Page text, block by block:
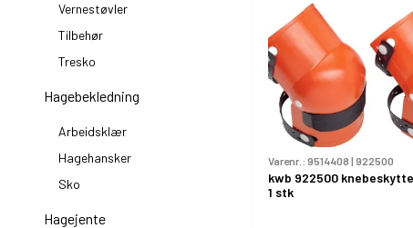
Vernestøvler
Tilbehør
Tresko
Hagebekledning
Arbeidsklær
Hagehansker
Sko
Hagejente
Varenr.: 9514408 | 922500
kwb 922500
1 stk